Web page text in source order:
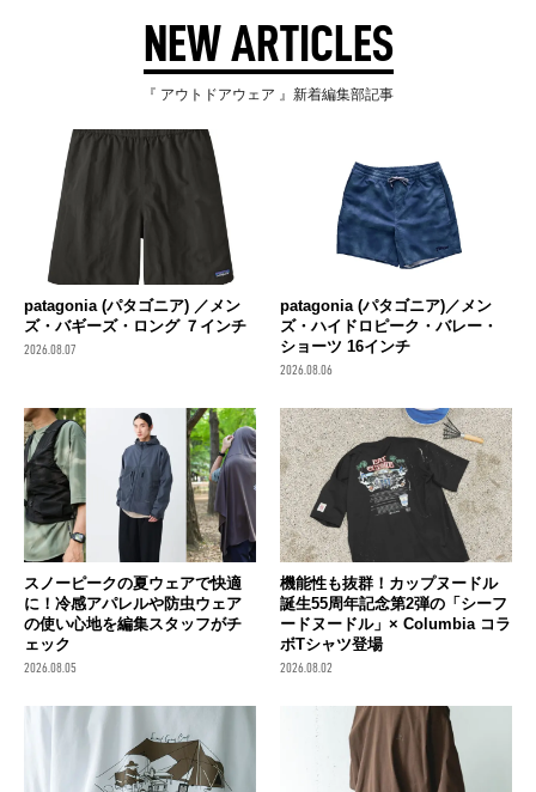
NEW ARTICLES
『 アウトドアウェア 』新着編集部記事
patagonia (パタゴニア) ／メン
ズ・バギーズ・ロング ７インチ
2026.08.07
patagonia (パタゴニア)／メン
ズ・ハイドロピーク・バレー・
ショーツ 16インチ
2026.08.06
スノーピークの夏ウェアで快適
に！冷感アパレルや防虫ウェア
の使い心地を編集スタッフがチ
ェック
2026.08.05
機能性も抜群！カップヌードル
誕生55周年記念第2弾の「シーフ
ードヌードル」× Columbia コラ
ボTシャツ登場
2026.08.02